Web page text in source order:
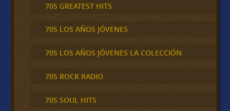
70S GREATEST HITS
70S LOS AÑOS JÓVENES
70S LOS AÑOS JÓVENES LA COLECCIÓN
70S ROCK RADIO
70S SOUL HITS